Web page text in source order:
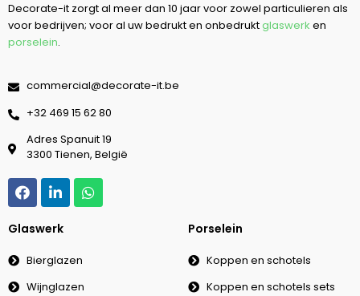
Decorate-it zorgt al meer dan 10 jaar voor zowel particulieren als
voor bedrijven; voor al uw bedrukt en onbedruktglaswerk en
porselein.
commercial@decorate-it.be
‭+32 469 15 62 80‬
Adres Spanuit 19
3300 Tienen, België
Glaswerk
Bierglazen
Wijnglazen
Porselein
Koppen en schotels
Koppen en schotels sets